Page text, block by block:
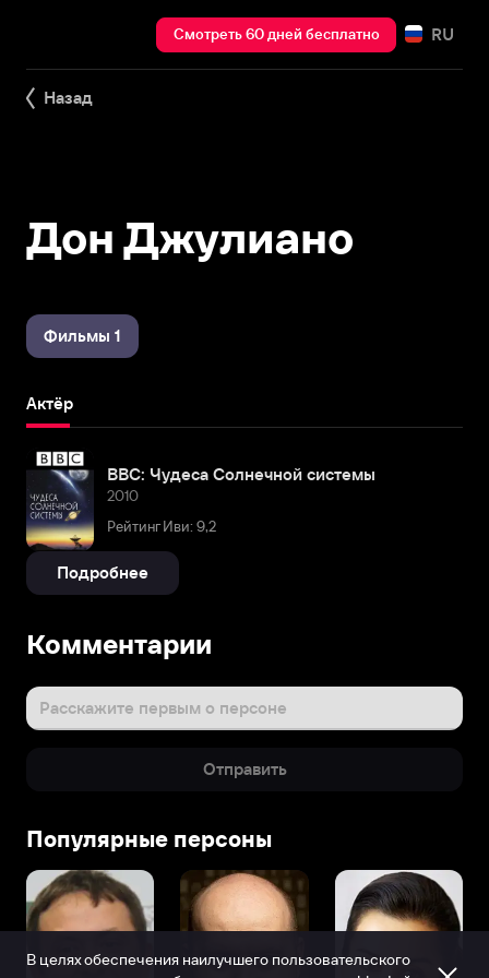
Смотреть 60 дней бесплатно RU
Назад
Дон Джулиано
Фильмы 1
Актёр
BBC: Чудеса Солнечной системы
2010
Рейтинг Иви: 9,2
Подробнее
Комментарии
Расскажите первым о персоне
Отправить
Популярные персоны
В целях обеспечения наилучшего пользовательского